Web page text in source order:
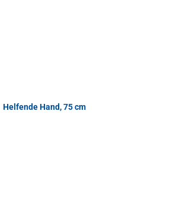
Helfende Hand, 75 cm